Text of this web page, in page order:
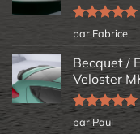
Note5sur
5
par Fabrice
Becquet /
Veloster
Note5sur
par Paul